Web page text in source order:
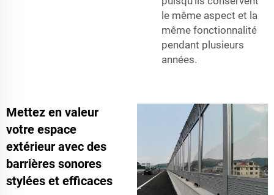
le même aspect et la
même fonctionnalité
pendant plusieurs
années.
Mettez en valeur
votre espace
extérieur avec des
barrières sonores
stylées et efficaces